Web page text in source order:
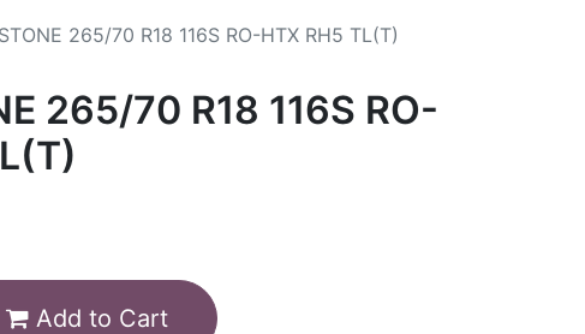
265/70 R18 116S RO-HTX RH5 TL(T)
265/70 R18 116S RO-
Add to Cart